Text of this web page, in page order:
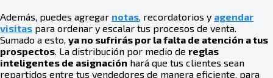
Además, puedes agregar notas, recordatorios y agendar
visitas para ordenar y escalar tus procesos de venta.
Sumado a esto, ya no sufrirás por la falta de atención a tus
prospectos. La distribución por medio de reglas
inteligentes de asignación hará que tus clientes sean
repartidos entre tus vendedores de manera eficiente, para